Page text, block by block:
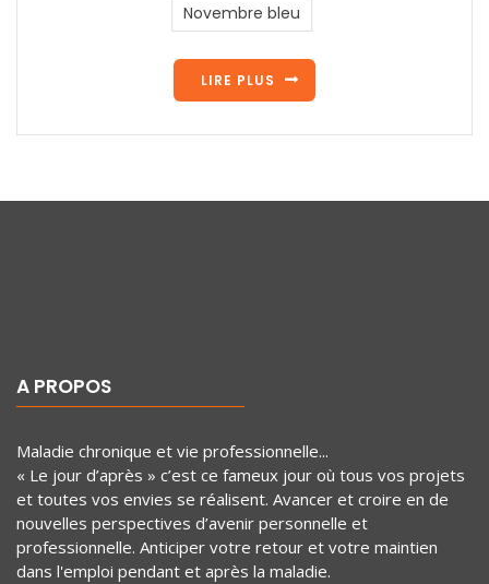
Novembre bleu
LIRE PLUS
A PROPOS
Maladie chronique et vie professionnelle...
« Le jour d’après » c’est ce fameux jour où tous vos projets
et toutes vos envies se réalisent. Avancer et croire en de
nouvelles perspectives d’avenir personnelle et
professionnelle. Anticiper votre retour et votre maintien
dans l'emploi pendant et après la maladie.